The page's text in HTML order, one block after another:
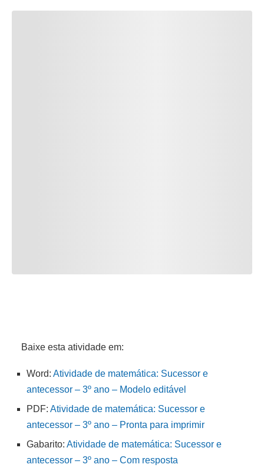
Baixe esta atividade em:
Word: Atividade de matemática: Sucessor e
antecessor – 3º ano – Modelo editável
PDF: Atividade de matemática: Sucessor e
antecessor – 3º ano – Pronta para imprimir
Gabarito: Atividade de matemática: Sucessor e
antecessor – 3º ano – Com resposta